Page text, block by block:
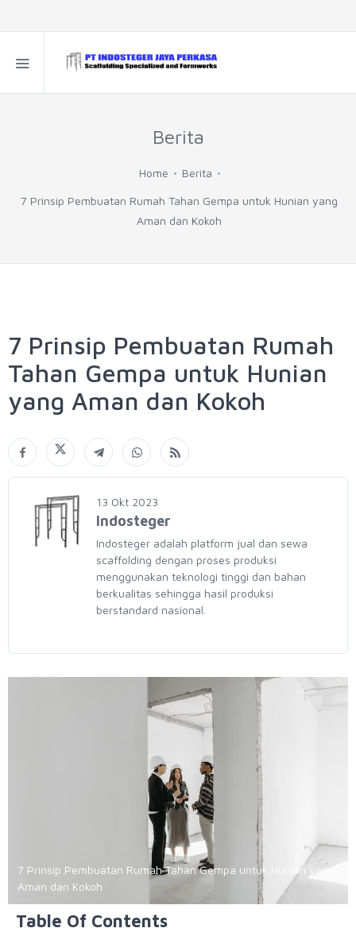
Berita
Home Berita
7 Prinsip Pembuatan Rumah Tahan Gempa untuk Hunian yang
Aman dan Kokoh
7 Prinsip Pembuatan Rumah
Tahan Gempa untuk Hunian
yang Aman dan Kokoh
13 Okt 2023
Indosteger
Indosteger adalah platform jual dan sewa
scaffolding dengan proses produksi
menggunakan teknologi tinggi dan bahan
berkualitas sehingga hasil produksi
berstandard nasional.
7 Prinsip Pembuatan Rumah Tahan Gempa untuk Hunian yang
Aman dan Kokoh
Table Of Contents